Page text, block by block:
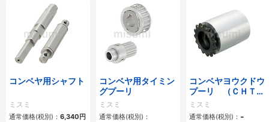
コンベヤ用シャフト
ミスミ
通常価格(税別)： 6,340円
コンベヤ用タイミン
グプーリ
ミスミ
通常価格(税別)：
コンベヤヨウクドウ
プーリ （ＣＨＴＤ
Ｗ）
ミスミ
通常価格(税別)： -